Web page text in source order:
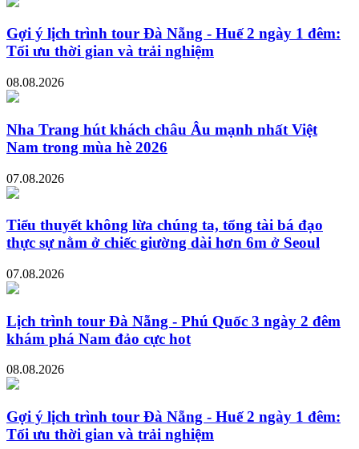
Gợi ý lịch trình tour Đà Nẵng - Huế 2 ngày 1 đêm:
Tối ưu thời gian và trải nghiệm
08.08.2026
Nha Trang hút khách châu Âu mạnh nhất Việt
Nam trong mùa hè 2026
07.08.2026
Tiểu thuyết không lừa chúng ta, tổng tài bá đạo
thực sự nằm ở chiếc giường dài hơn 6m ở Seoul
07.08.2026
Lịch trình tour Đà Nẵng - Phú Quốc 3 ngày 2 đêm
khám phá Nam đảo cực hot
08.08.2026
Gợi ý lịch trình tour Đà Nẵng - Huế 2 ngày 1 đêm:
Tối ưu thời gian và trải nghiệm